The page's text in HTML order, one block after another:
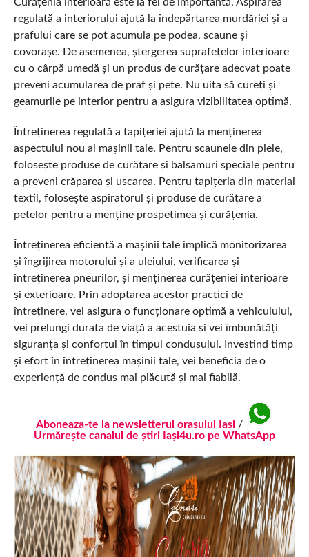
regulată a interiorului ajută la îndepărtarea murdăriei și a
prafului care se pot acumula pe podea, scaune și
covorașe. De asemenea, ștergerea suprafețelor interioare
cu o cârpă umedă și un produs de curățare adecvat poate
preveni acumularea de praf și pete. Nu uita să cureți și
geamurile pe interior pentru a asigura vizibilitatea optimă.
Întreținerea regulată a tapițeriei ajută la menținerea
aspectului nou al mașinii tale. Pentru scaunele din piele,
folosește produse de curățare și balsamuri speciale pentru
a preveni crăparea și uscarea. Pentru tapițeria din material
textil, folosește aspiratorul și produse de curățare a
petelor pentru a menține prospețimea și curățenia.
Întreținerea eficientă a mașinii tale implică monitorizarea
și îngrijirea motorului și a uleiului, verificarea și
întreținerea pneurilor, și menținerea curățeniei interioare
și exterioare. Prin adoptarea acestor practici de
întreținere, vei asigura o funcționare optimă a vehiculului,
vei prelungi durata de viață a acestuia și vei îmbunătăți
siguranța și confortul în timpul condusului. Investind timp
și efort în întreținerea mașinii tale, vei beneficia de o
experiență de condus mai plăcută și mai fiabilă.
Aboneaza-te la newsletterul orasului Iasi/
Urmărește canalul de știri Iași4u.ro pe WhatsApp